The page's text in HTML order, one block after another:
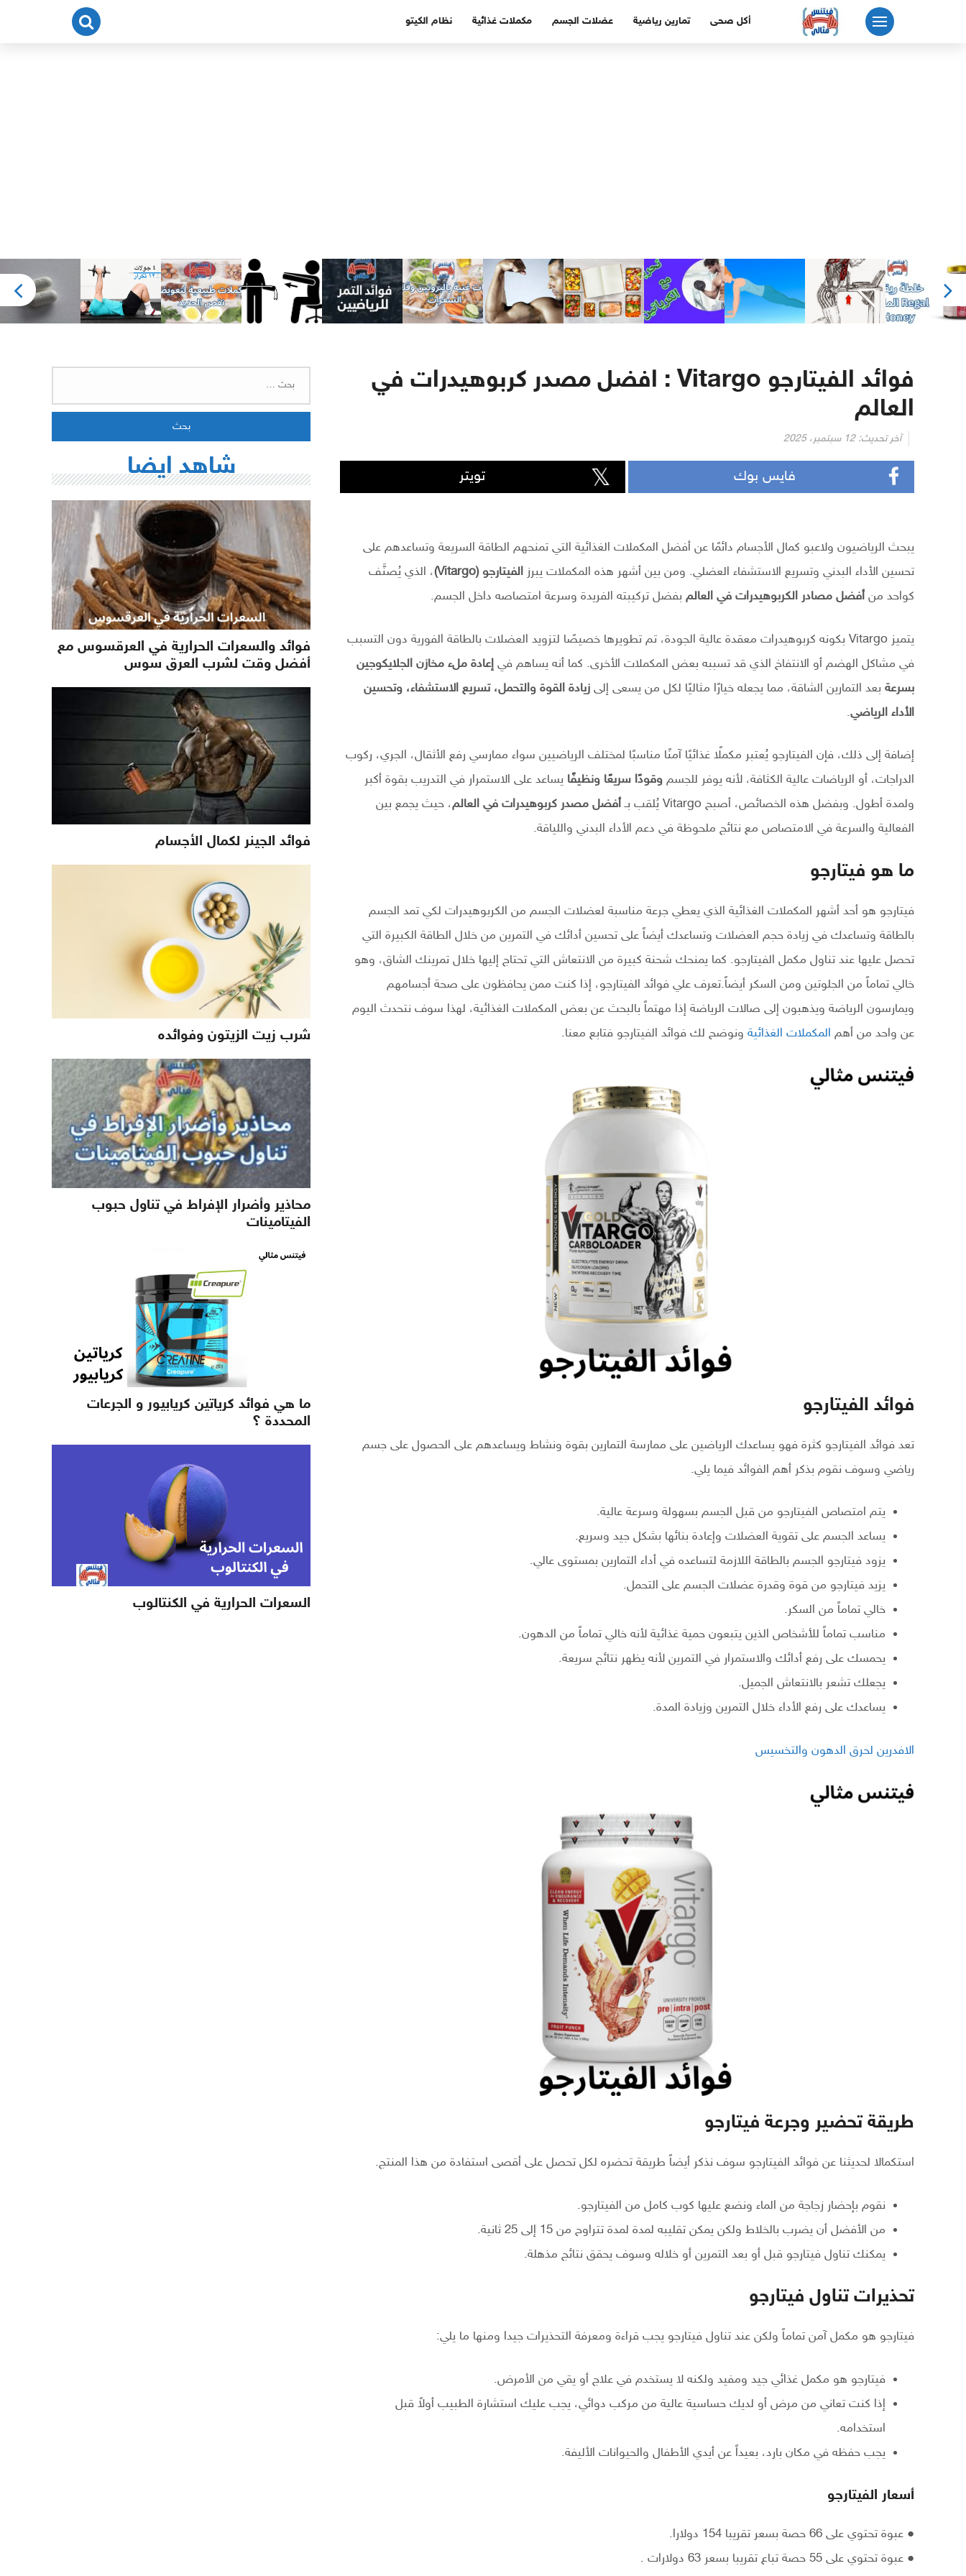
أكل صحى تمارين رياضية عضلات الجسم مكملات غذائية نظام الكيتو
فوائد الفيتارجو Vitargo : افضل مصدر كربوهيدرات في
العالم
آخر تحديث: 12 سبتمبر، 2025
فايس بوك تويتر
يبحث الرياضيون ولاعبو كمال الأجسام دائمًا عن أفضل المكملات الغذائية التي تمنحهم الطاقة السريعة وتساعدهم على
تحسين الأداء البدني وتسريع الاستشفاء العضلي. ومن بين أشهر هذه المكملات يبرز الفيتارجو (Vitargo)
، الذي يُصنَّف
كواحد من أفضل مصادر الكربوهيدرات في العالم بفضل تركيبته الفريدة وسرعة امتصاصه داخل الجسم.
يتميز Vitargo بكونه كربوهيدرات معقدة عالية الجودة، تم تطويرها خصيصًا لتزويد العضلات بالطاقة الفورية دون التسبب
في مشاكل الهضم أو الانتفاخ الذي قد تسببه بعض المكملات الأخرى. كما أنه يساهم في إعادة ملء مخازن الجلايكوجين
بسرعة بعد التمارين الشاقة، مما يجعله خيارًا مثاليًا لكل من يسعى إلى زيادة القوة والتحمل، تسريع الاستشفاء، وتحسين
الأداء الرياضي.
إضافة إلى ذلك، فإن الفيتارجو يُعتبر مكملًا غذائيًا آمنًا مناسبًا لمختلف الرياضيين سواء ممارسي رفع الأثقال، الجري، ركوب
الدراجات، أو الرياضات عالية الكثافة، لأنه يوفر للجسم وقودًا سريعًا ونظيفًا يساعد على الاستمرار في التدريب بقوة أكبر
ولمدة أطول. وبفضل هذه الخصائص، أصبح Vitargo يُلقب بـ
أفضل مصدر كربوهيدرات في العالم، حيث يجمع بين
الفعالية والسرعة في الامتصاص مع نتائج ملحوظة في دعم الأداء البدني واللياقة.
ما هو فيتارجو
فيتارجو هو أحد أشهر المكملات الغذائية الذي يعطي جرعة مناسبة لعضلات الجسم من الكربوهيدرات لكي تمد الجسم
بالطاقة وتساعدك في زيادة حجم العضلات وتساعدك أيضاً على تحسين أدائك في التمرين من خلال الطاقة الكبيرة التي
تحصل عليها عند تناول مكمل الفيتارجو. كما يمنحك شحنة كبيرة من الانتعاش التي تحتاج إليها خلال تمرينك الشاق، وهو
خالي تماماً من الجلوتين ومن السكر أيضاً.تعرف علي فوائد الفيتارجو، إذا كنت ممن يحافظون على صحة أجسامهم
ويمارسون الرياضة ويذهبون إلى صالات الرياضة إذا مهتماً بالبحث عن بعض المكملات الغذائية، لهذا سوف نتحدث اليوم
عن واحد من أهم المكملات الغذائية ونوضح لك فوائد الفيتارجو فتابع معنا.
فوائد الفيتارجو
تعد فوائد الفيتارجو كثرة فهو يساعدك الرياضين على ممارسة التمارين بقوة ونشاط ويساعدهم على الحصول على جسم
رياضي وسوف نقوم بذكر أهم الفوائد فيما يلي.
يتم امتصاص الفيتارجو من قبل الجسم بسهولة وسرعة عالية.
يساعد الجسم على تقوية العضلات وإعادة بنائها بشكل جيد وسريع.
يزود فيتارجو الجسم بالطاقة اللازمة لتساعده في أداء التمارين بمستوى عالي.
يزيد فيتارجو من قوة وقدرة عضلات الجسم على التحمل.
خالي تماماً من السكر.
مناسب تماماً للأشخاص الذين يتبعون حمية غذائية لأنه خالي تماماً من الدهون.
يحمسك على رفع أدائك والاستمرار في التمرين لأنه يظهر نتائج سريعة.
يجعلك تشعر بالانتعاش الجميل.
يساعدك على رفع الأداء خلال التمرين وزيادة المدة.
الافدرين لحرق الدهون والتخسيس
طريقة تحضير وجرعة فيتارجو
استكمالا لحديثنا عن فوائد الفيتارجو سوف نذكر أيضاً طريقة تحضره لكل تحصل على أقصى استفادة من هذا المنتج.
نقوم بإحضار زجاجة من الماء ونضع عليها كوب كامل من الفيتارجو.
من الأفضل أن يضرب بالخلاط ولكن يمكن تقليبه لمدة لمدة تتراوح من 15 إلى 25 ثانية.
يمكنك تناول فيتارجو قبل أو بعد التمرين أو خلاله وسوف يحقق نتائج مذهلة.
تحذيرات تناول فيتارجو
فيتارجو هو مكمل آمن تماماً ولكن عند تناول فيتارجو يجب قراءة ومعرفة التحذيرات جيدا ومنها ما يلي:
فيتارجو هو مكمل غذائي جيد ومفيد ولكنه لا يستخدم في علاج أو يقي من الأمرض.
إذا كنت تعاني من مرض أو لديك حساسية عالية من مركب دوائي، يجب عليك استشارة الطبيب أولاً قبل
استخدامه.
يجب حفظه في مكان بارد، بعيداً عن أيدي الأطفال والحيوانات الأليفة.
أسعار الفيتارجو
● عبوة تحتوي على 66 حصة بسعر تقريبا 154 دولارا.
● عبوة تحتوي على 55 حصة تباع تقريبا بسعر 63 دولارات .
شاهد ايضا
فوائد والسعرات الحرارية في العرقسوس مع
أفضل وقت لشرب العرق سوس
فوائد الجينر لكمال الأجسام
شرب زيت الزيتون وفوائده
محاذير وأضرار الإفراط في تناول حبوب
الفيتامينات
ما هي فوائد كرياتين كريابيور و الجرعات
المحددة ؟
السعرات الحرارية في الكنتالوب